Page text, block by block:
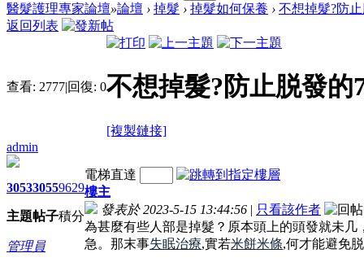
醫髮護理專家論壇»論壇 › 掉髮 › 掉髮如何保養 › 不想掉髮?防
返回列表
查看: 2777|回復: 0不想掉髮?防止脱發的
[複製鏈接]
admin
3053
主題
3055
帖子
9629
積分
管理員
電梯直達
樓主
發表於 2023-5-15 13:44:56 | 只看該作者
為甚麼有些人部是掉髮？原本頭上的頭發就未
急。那末事失眠治療,實若米餅米條,何才能避免